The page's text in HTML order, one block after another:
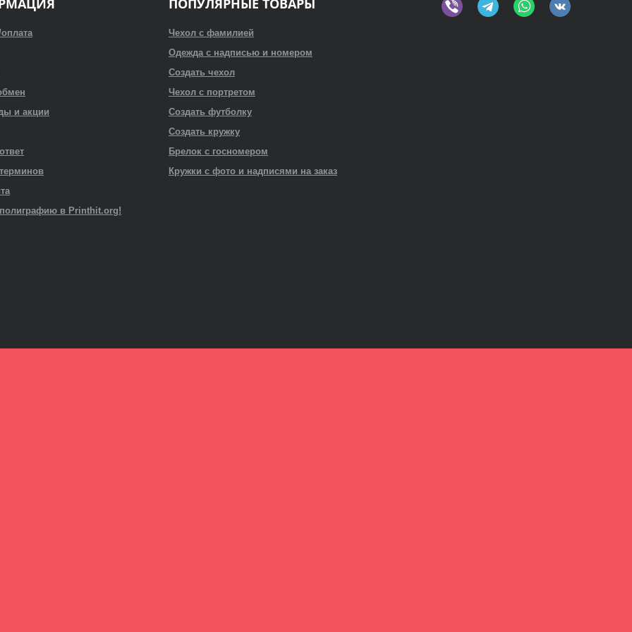
и акции
полиграфию в Printhit.org!
Чехол с фамилией
Одежда с надписью и номером
Создать чехол
Чехол с портретом
Создать футболку
Создать кружку
Брелок с госномером
Кружки с фото и надписями на заказ